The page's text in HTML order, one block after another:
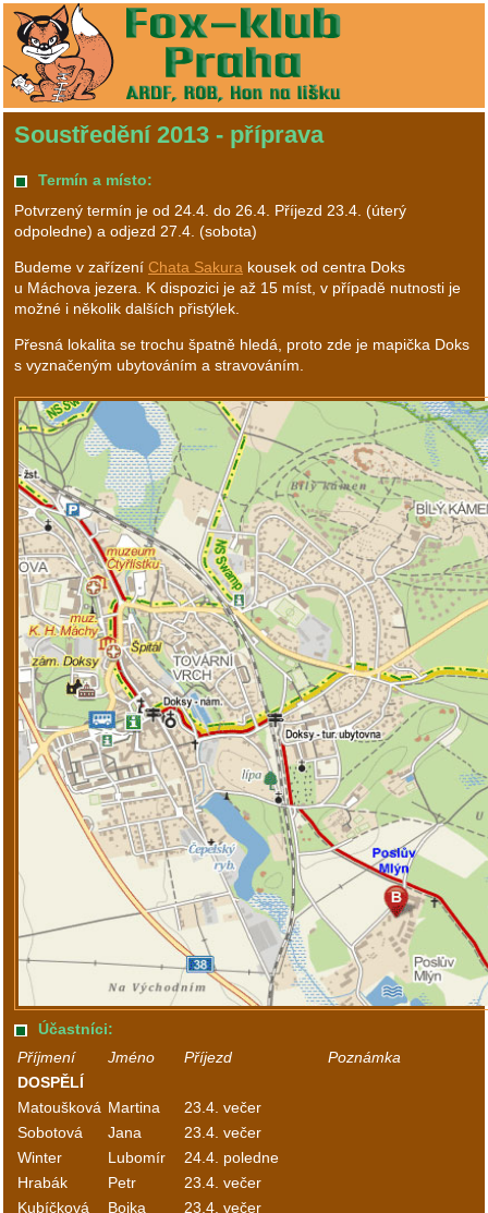
Soustředění 2013 - příprava
Termín a místo:
Potvrzený termín je od 24.4. do 26.4. Příjezd 23.4. (úterý
odpoledne) a odjezd 27.4. (sobota)
Budeme v zařízení Chata Sakura kousek od centra Doks
u Máchova jezera. K dispozici je až 15 míst, v případě nutnosti je
možné i několik dalších přistýlek.
Přesná lokalita se trochu špatně hledá, proto zde je mapička Doks
s vyznačeným ubytováním a stravováním.
Účastníci:
Příjmení
Jméno Příjezd
Poznámka
DOSPĚLÍ
Matoušková Martina
23.4. večer
Sobotová
Jana
23.4. večer
Winter
Lubomír
24.4. poledne
Hrabák
Petr
23.4. večer
Kubíčková
Bojka
23.4. večer